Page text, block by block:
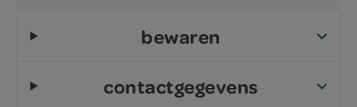
bewaren
contactgegevens